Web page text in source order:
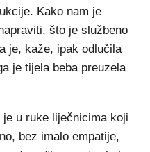
Kako nam je
što je službeno
je, kaže, ipak odlučila
je tijela beba preuzela
u ruke liječnicima koji
bez imalo empatije,